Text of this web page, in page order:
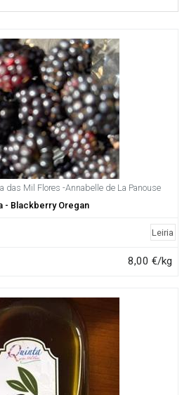
das Mil Flores -Annabelle de La Panouse
- Blackberry Oregan
Leiria
8,00 €/kg